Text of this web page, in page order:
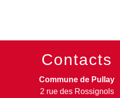
Contacts
Commune de Pullay
2 rue des Rossignols